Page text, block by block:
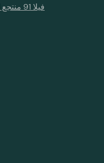
فيلا 91 منتجع النخيل - التجمع الأول -القاهرة الجديدة - مصر